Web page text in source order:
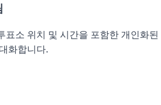
표소 위치 및 시간을 포함한 개인화된
화합니다.